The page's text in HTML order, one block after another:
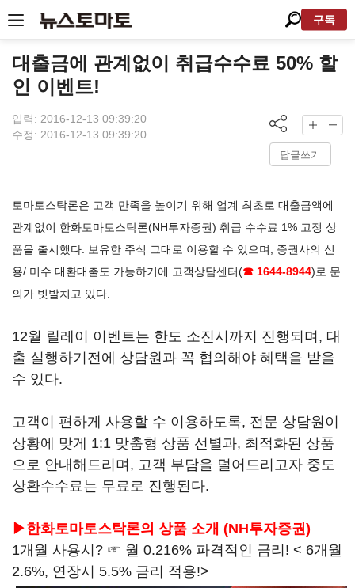
구독
대출금에 관계없이 취급수수료 50% 할
인 이벤트!
입력: 2016-12-13 09:39:20
수정: 2016-12-13 09:39:20
답글쓰기
토마토스탁론은 고객 만족을 높이기 위해 업계 최초로 대출금액에
관계없이 한화토마토스탁론(NH투자증권) 취급 수수료 1% 고정 상
품을 출시했다. 보유한 주식 그대로 이용할 수 있으며, 증권사의 신
용/ 미수 대환대출도 가능하기에 고객상담센터(☎ 1644-8944)로 문
의가 빗발치고 있다.
12월 릴레이 이벤트는 한도 소진시까지 진행되며, 대
출 실행하기전에 상담원과 꼭 협의해야 혜택을 받을
수 있다.
고객이 편하게 사용할 수 이용하도록, 전문 상담원이
상황에 맞게 1:1 맞춤형 상품 선별과, 최적화된 상품
으로 안내해드리며, 고객 부담을 덜어드리고자 중도
상환수수료는 무료로 진행된다.
▶한화토마토스탁론의 상품 소개 (NH투자증권)
1개월 사용시? ☞ 월 0.216% 파격적인 금리! < 6개월
2.6%, 연장시 5.5% 금리 적용!>